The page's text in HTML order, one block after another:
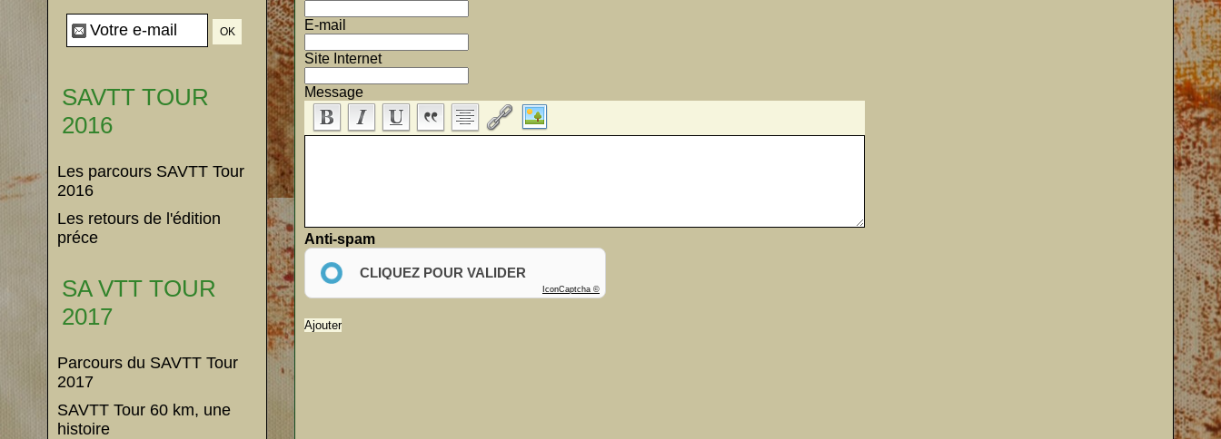
SAVTT TOUR
2016
Les parcours SAVTT Tour
2016
Les retours de l'édition
préce
SA VTT TOUR
2017
Parcours du SAVTT Tour
2017
SAVTT Tour 60 km, une
histoire
E-mail
Site Internet
Message
Anti-spam
CLIQUEZ POUR VALIDER
IconCaptcha ©